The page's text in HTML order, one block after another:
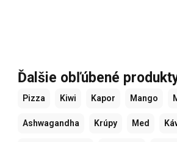
Ďalšie obľúbené
Pizza Kiwi Kapor Mango
Ashwagandha Krúpy Med